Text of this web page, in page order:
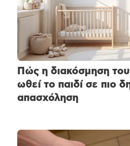
Πώς η διακόσμηση
ωθεί το παιδί σε πιο
απασχόληση